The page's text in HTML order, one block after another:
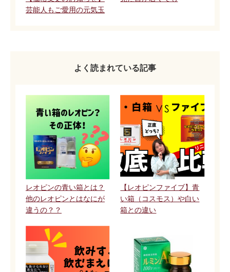
芸能人もご愛用の元気玉
よく読まれている記事
レオピンの青い箱とは？
他のレオピンとはなにが
違うの？？
【レオピンファイブ】青
い箱（コスモス）や白い
箱との違い